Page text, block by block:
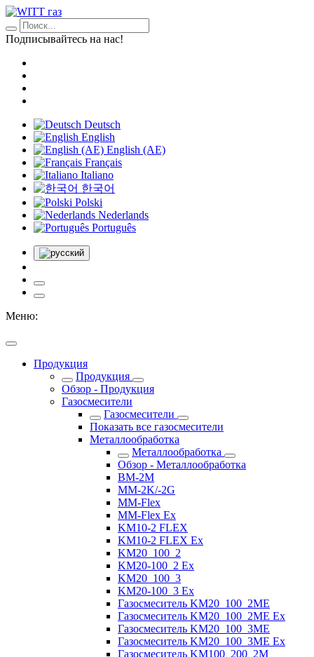
Подписывайтесь на нас!
Deutsch
English
English (AE)
Français
Italiano
한국어
Polski
Nederlands
Português
Меню:
Продукция
Продукция
Обзор - Продукция
Газосмесители
Газосмесители
Показать все газосмесители
Металлообработка
Металлообработка
Обзор - Металлообработка
BM-2M
MM-2K/-2G
MM-Flex
MM-Flex Ex
KM10-2 FLEX
KM10-2 FLEX Ex
KM20_100_2
KM20-100_2 Ex
KM20_100_3
KM20-100_3 Ex
Газосмеситель KM20_100_2ME
Газосмеситель KM20_100_2ME Ex
Газосмеситель KM20_100_3ME
Газосмеситель KM20_100_3ME Ex
Газосмеситель KM100_200_2M